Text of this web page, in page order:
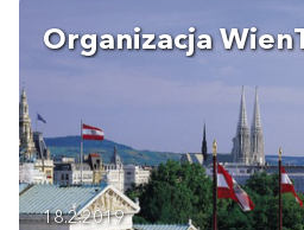
Organizacja
18.2.2019